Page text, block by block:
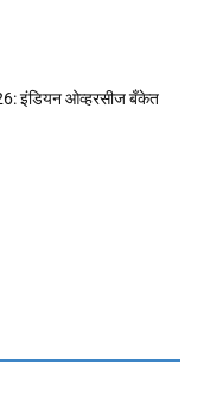
इंडियन ओव्हरसीज बँकेत